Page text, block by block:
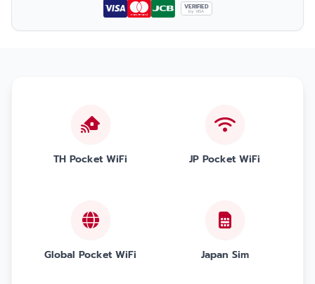
VERIFIED
by VISA
TH Pocket WiFi JP Pocket WiFi
Global Pocket WiFi Japan Sim